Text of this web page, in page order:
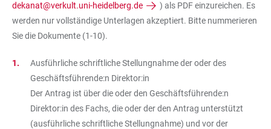
dekanat@verkult.uni-heidelberg.de
) als PDF einzureichen. Es
werden nur vollständige Unterlagen akzeptiert. Bitte nummerieren
Sie die Dokumente (1-10).
Ausführliche schriftliche Stellungnahme der oder des
Geschäftsführende:n Direktor:in
Der Antrag ist über die oder den Geschäftsführende:n
Direktor:in des Fachs, die oder der den Antrag unterstützt
(ausführliche schriftliche Stellungnahme) und vor der